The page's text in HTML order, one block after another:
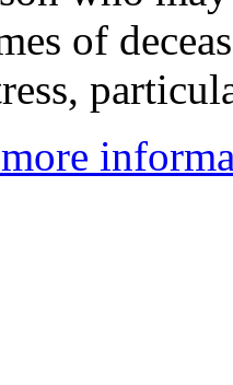
of